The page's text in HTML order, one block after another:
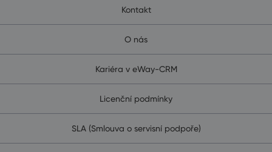
Kontakt
O nás
Kariéra v eWay-CRM
Licenční podmínky
SLA (Smlouva o servisní podpoře)